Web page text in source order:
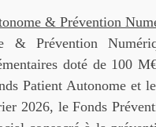
& Prévention
& Prévention
doté de 100
Patient Autonome et
2026, le Fonds